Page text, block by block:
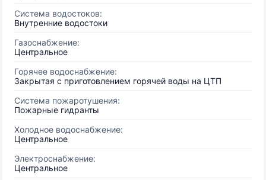
Система водостоков:
Внутренние водостоки
Газоснабжение:
Центральное
Горячее водоснабжение:
Закрытая с приготовлением горячей воды на ЦТП
Система пожаротушения:
Пожарные гидранты
Холодное водоснабжение:
Центральное
Электроснабжение:
Центральное